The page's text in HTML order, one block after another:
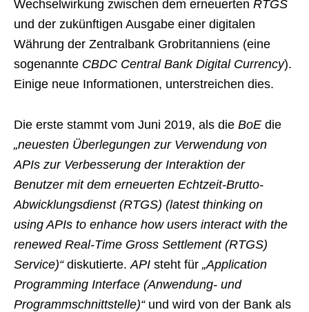
Wechselwirkung zwischen dem erneuerten RTGS
und der zukünftigen Ausgabe einer digitalen
Währung der Zentralbank Grobritanniens (eine
sogenannte CBDC Central Bank Digital Currency).
Einige neue Informationen, unterstreichen dies.
Die erste stammt vom Juni 2019, als die BoE die
„neuesten Überlegungen zur Verwendung von
APIs zur Verbesserung der Interaktion der
Benutzer mit dem erneuerten Echtzeit-Brutto-
Abwicklungsdienst (RTGS) (latest thinking on
using APIs to enhance how users interact with the
renewed Real-Time Gross Settlement (RTGS)
Service)“diskutierte. API steht für „Application
Programming Interface (Anwendung- und
Programmschnittstelle)“und wird von der Bank als